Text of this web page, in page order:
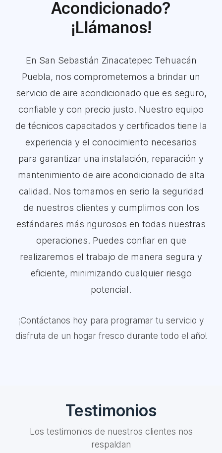
Acondicionado?
¡Llámanos!
En San Sebastián Zinacatepec Tehuacán
Puebla, nos comprometemos a brindar un
servicio de aire acondicionado que es seguro,
confiable y con precio justo. Nuestro equipo
de técnicos capacitados y certificados tiene la
experiencia y el conocimiento necesarios
para garantizar una instalación, reparación y
mantenimiento de aire acondicionado de alta
calidad. Nos tomamos en serio la seguridad
de nuestros clientes y cumplimos con los
estándares más rigurosos en todas nuestras
operaciones. Puedes confiar en que
realizaremos el trabajo de manera segura y
eficiente, minimizando cualquier riesgo
potencial.
¡Contáctanos hoy para programar tu servicio y
disfruta de un hogar fresco durante todo el año!
Testimonios
Los testimonios de nuestros clientes nos
respaldan